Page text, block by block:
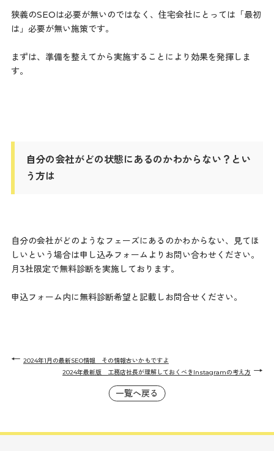
狭義のSEOは必要が無いのではなく、住宅会社にとっては「最初
は」必要が無い施策です。
まずは、準備を整えてから実施することにより効果を発揮しま
す。
自分の会社がどの状態にあるのかわからない？とい
う方は
自分の会社がどのようなフェーズにあるのかわからない、見てほ
しいという場合は申し込みフォームよりお問い合わせください。
月3社限定で無料診断を実施しております。
申込フォーム内に無料診断希望と記載しお問合せください。
← 2024年1月の最新SEO情報 その情報古いかもですよ
一覧へ戻る
2024年最新版 工務店社長が理解しておくべきInstagramの考え方 →